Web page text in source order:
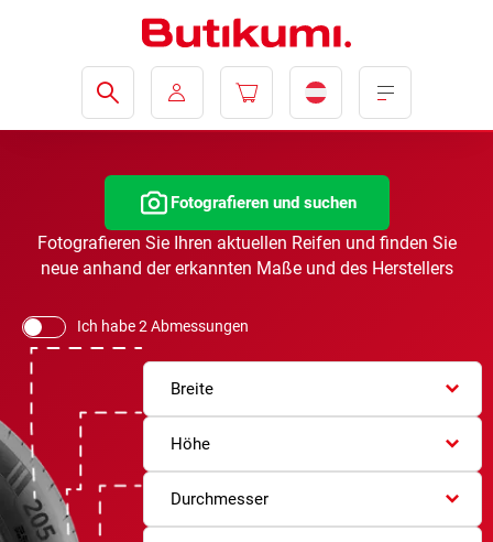
Fotografieren und suchen
Fotografieren Sie Ihren aktuellen Reifen und finden Sie
neue anhand der erkannten Maße und des Herstellers
Ich habe 2 Abmessungen
Breite
Höhe
Durchmesser